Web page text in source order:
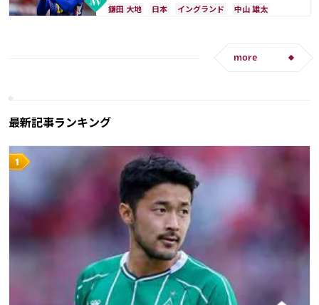
ポルトガル
日本代表 谷口 彰悟
山根 視来
鎌田 大地
日本 イングランド
中山 雄太
more
最新記事ランキング